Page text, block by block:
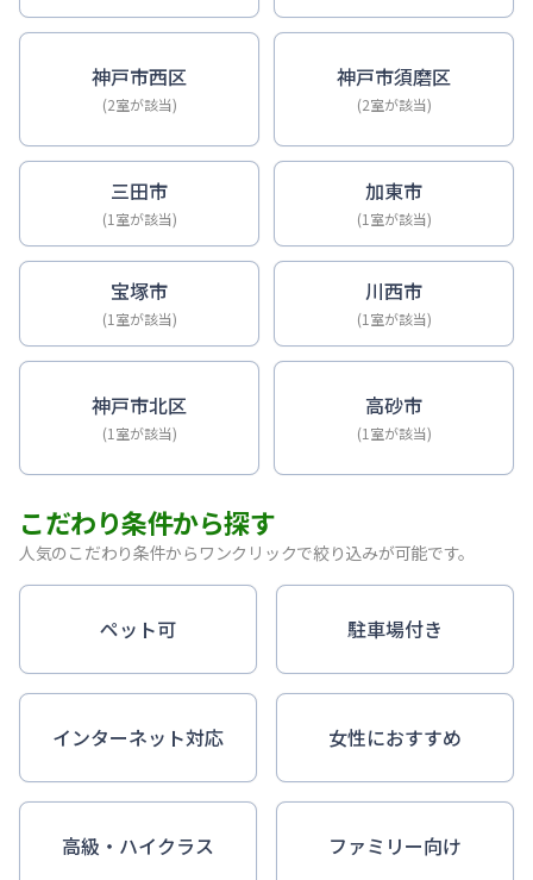
神戸市西区
(2室が該当)
神戸市須磨区
(2室が該当)
三田市
(1室が該当)
加東市
(1室が該当)
宝塚市
(1室が該当)
川西市
(1室が該当)
神戸市北区
(1室が該当)
高砂市
(1室が該当)
こだわり条件から探す
人気のこだわり条件からワンクリックで絞り込みが可能です。
ペット可 駐車場付き
インターネット対応 女性におすすめ
高級・ハイクラス ファミリー向け